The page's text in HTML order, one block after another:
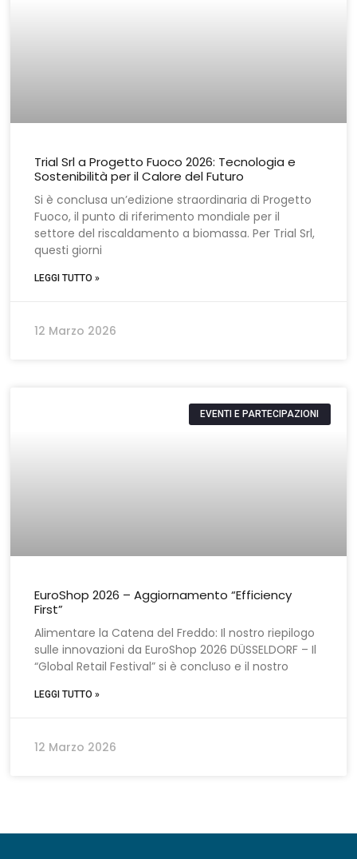
Trial Srl a Progetto Fuoco 2026: Tecnologia e
Sostenibilità per il Calore del Futuro
Si è conclusa un’edizione straordinaria di Progetto
Fuoco, il punto di riferimento mondiale per il
settore del riscaldamento a biomassa. Per Trial Srl,
questi giorni
LEGGI TUTTO »
12 Marzo 2026
EVENTI E PARTECIPAZIONI
EuroShop 2026 – Aggiornamento “Efficiency
First”
Alimentare la Catena del Freddo: Il nostro riepilogo
sulle innovazioni da EuroShop 2026 DÜSSELDORF – Il
“Global Retail Festival” si è concluso e il nostro
LEGGI TUTTO »
12 Marzo 2026